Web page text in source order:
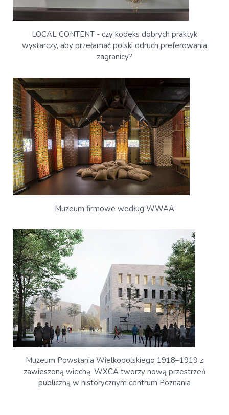
LOCAL CONTENT - czy kodeks dobrych praktyk
wystarczy, aby przełamać polski odruch preferowania
zagranicy?
Muzeum firmowe według WWAA
Muzeum Powstania Wielkopolskiego 1918–1919 z
zawieszoną wiechą. WXCA tworzy nową przestrzeń
publiczną w historycznym centrum Poznania